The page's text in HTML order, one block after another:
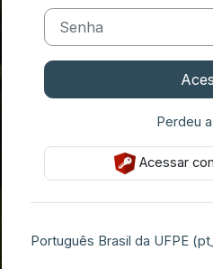
Senha
Perdeu
Acessar
Português Brasil da UFPE